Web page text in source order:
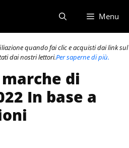
Menu
quando fai clic e acquisti dai link sul
dai nostri lettori.Per saperne di più.
di
In base a